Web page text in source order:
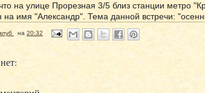
на улице Прорезная 3/5 близ станции метро
на имя "Александр". Тема данной встречи:
на 20:32